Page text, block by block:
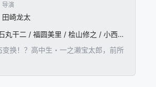
导演
田崎龙太
本岛纯政 / 松本丽世 / 藤林泰也 / 安倍乙 / 富园力也 / 熊木陆斗 / 南野阳子 / 冲田弦乃 / 宫原华音 / 坂卷有纱 / 加部亚门 / 石丸干二 / 福圆美里 / 桧山修之 / 小西克幸
换！？高中生・一之濑宝太郎，前所